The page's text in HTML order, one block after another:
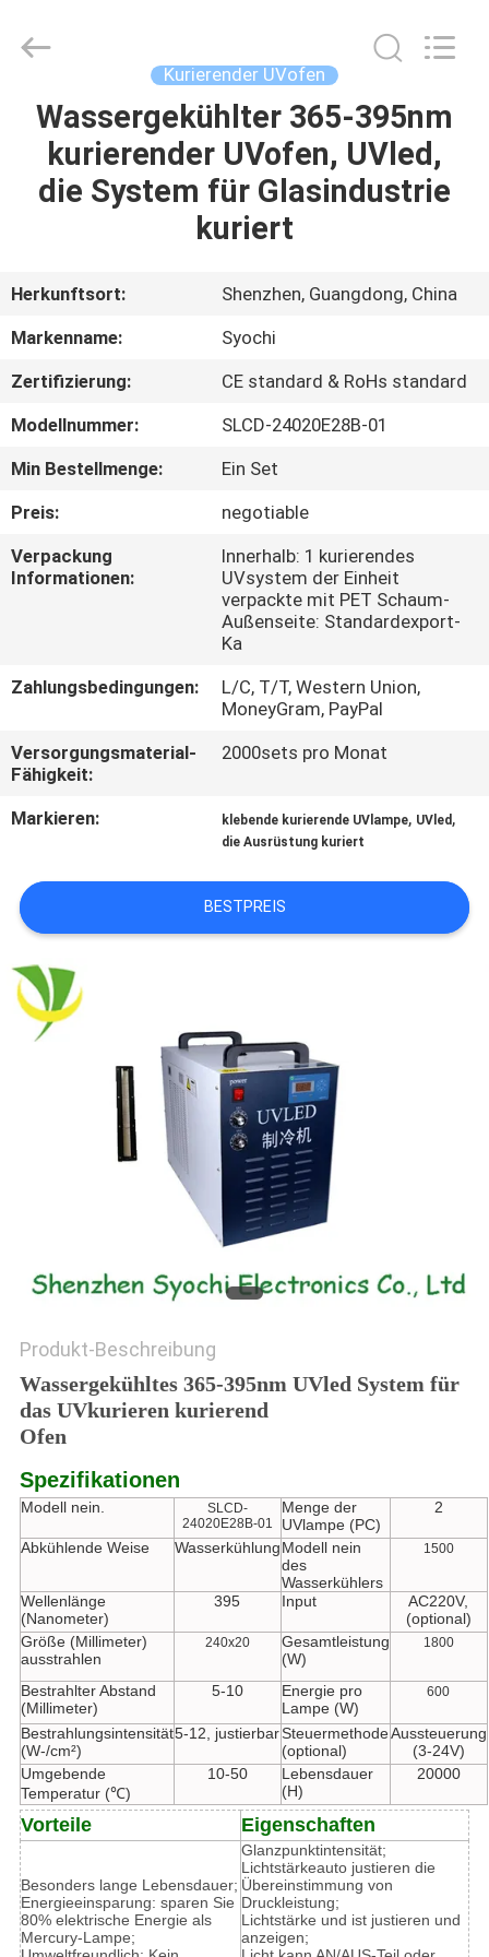
HAUS
PRODUKTE
UNS
AUSFLUG
QUALITÄTSKONTROLLE
TRETEN
SIE
IN
NACHRICHTEN
SIE
EIN
ZITAT
SITEMAP
PRIVACY
Electronics
Reserved.
Kurierender UVofen
Wassergekühlter 365-395nm
kurierender UVofen, UVled,
die System für Glasindustrie
kuriert
Herkunftsort:
Shenzhen, Guangdong, China
Markenname:
Syochi
Zertifizierung:
CE standard & RoHs standard
Modellnummer:
SLCD-24020E28B-01
Min Bestellmenge:
Ein Set
Preis:
negotiable
Verpackung
Informationen:
Innerhalb: 1 kurierendes
UVsystem der Einheit
verpackte mit PET Schaum-
Außenseite: Standardexport-
Ka
Zahlungsbedingungen:
L/C, T/T, Western Union,
MoneyGram, PayPal
Versorgungsmaterial-
Fähigkeit:
2000sets pro Monat
Markieren: klebende kurierende UVlampe, UVled ,
die Ausrüstung kuriert
BESTPREIS
Produkt-Beschreibung
Wassergekühltes 365-395nm UVled System für
das UVkurieren kurierend
Ofen
Spezifikationen
Modell nein.
SLCD-
24020E28B-01
Menge der
UVlampe (PC)
2
Abkühlende Weise WasserkühlungModell nein
des
Wasserkühlers
1500
Wellenlänge
(Nanometer)
395 Input
AC220V,
(optional)
Größe (Millimeter)
ausstrahlen
240x20
Gesamtleistung
(W)
1800
Bestrahlter Abstand
(Millimeter)
5-10
Energie pro
Lampe (W)
600
Bestrahlungsintensität
(W-/cm²)
5-12, justierbarSteuermethode
(optional)
Aussteuerung
(3-24V)
Umgebende
Temperatur (℃)
10-50
Lebensdauer
(H)
20000
Vorteile Eigenschaften
Besonders lange Lebensdauer;
Energieeinsparung: sparen Sie
80% elektrische Energie als
Mercury-Lampe;
Glanzpunktintensität;
Lichtstärkeauto justieren die
Übereinstimmung von
Druckleistung;
Lichtstärke und ist justieren und
anzeigen;